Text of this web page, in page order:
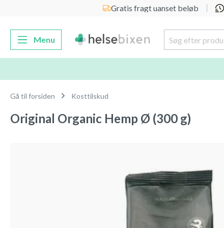
Gå til hovednavigationGratis fragt uanset beløb
Menu
Gå til forsiden Kosttilskud
Original Organic Hemp Ø (300 g)